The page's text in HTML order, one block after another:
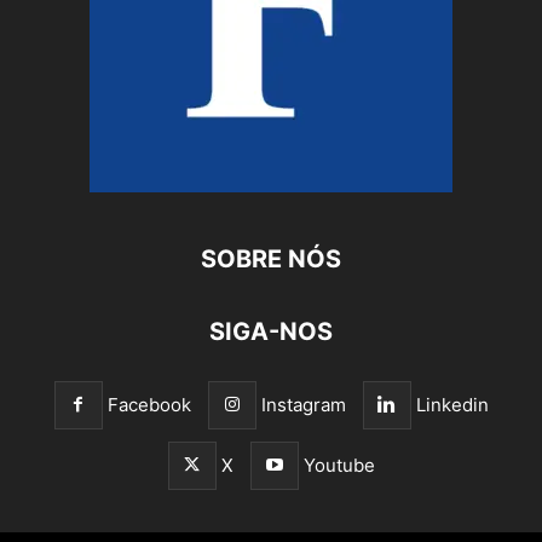
SOBRE NÓS
SIGA-NOS
Facebook Instagram Linkedin
X Youtube